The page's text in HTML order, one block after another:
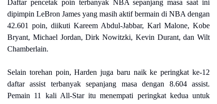
Daftar pencetak poin terbanyak NBA sepanjang masa saat ini
dipimpin LeBron James yang masih aktif bermain di NBA dengan
42.601 poin, diikuti Kareem Abdul-Jabbar, Karl Malone, Kobe
Bryant, Michael Jordan, Dirk Nowitzki, Kevin Durant, dan Wilt
Chamberlain.
Selain torehan poin, Harden juga baru naik ke peringkat ke-12
daftar assist terbanyak sepanjang masa dengan 8.604 assist.
Pemain 11 kali All-Star itu menempati peringkat kedua untuk